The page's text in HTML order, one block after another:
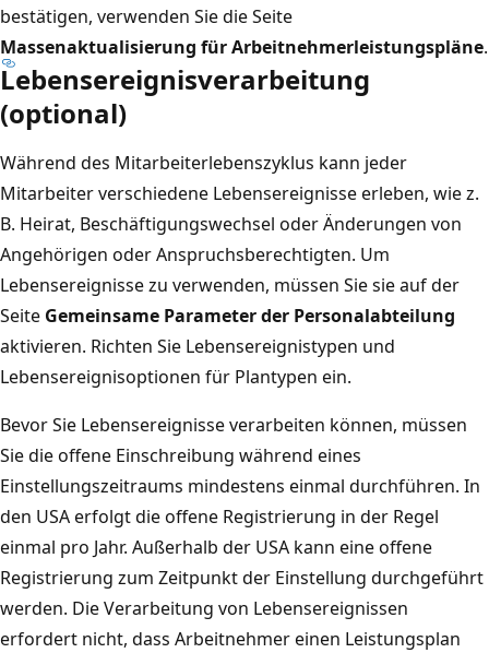
bestätigen, verwenden Sie die Seite
Massenaktualisierung für Arbeitnehmerleistungspläne.
Lebensereignisverarbeitung
(optional)
Während des Mitarbeiterlebenszyklus kann jeder
Mitarbeiter verschiedene Lebensereignisse erleben, wie z.
B. Heirat, Beschäftigungswechsel oder Änderungen von
Angehörigen oder Anspruchsberechtigten. Um
Lebensereignisse zu verwenden, müssen Sie sie auf der
Seite Gemeinsame Parameter der Personalabteilung
aktivieren. Richten Sie Lebensereignistypen und
Lebensereignisoptionen für Plantypen ein.
Bevor Sie Lebensereignisse verarbeiten können, müssen
Sie die offene Einschreibung während eines
Einstellungszeitraums mindestens einmal durchführen. In
den USA erfolgt die offene Registrierung in der Regel
einmal pro Jahr. Außerhalb der USA kann eine offene
Registrierung zum Zeitpunkt der Einstellung durchgeführt
werden. Die Verarbeitung von Lebensereignissen
erfordert nicht, dass Arbeitnehmer einen Leistungsplan